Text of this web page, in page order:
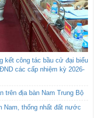
kết công tác bầu cử đại biểu
các cấp nhiệm kỳ 2026-
trên địa bàn Nam Trung Bộ
Nam, thống nhất đất nước